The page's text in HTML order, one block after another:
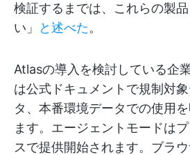
検証するまでは、これらの製
い」
と述べた。
Atlasの導入を検討している企
は公式ドキュメントで規制対
タ、本番環境データでの使用
ます。エージェントモードは
スで提供開始されます。ブラ